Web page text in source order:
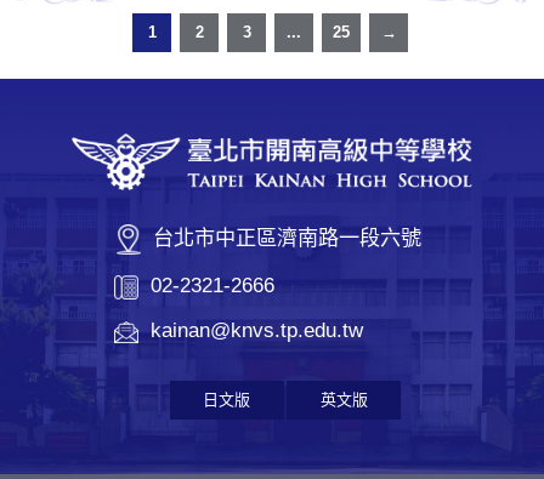
1 2 3 ... 25 →
台北市中正區濟南路一段六號
02-2321-2666
kainan@knvs.tp.edu.tw
日文版 英文版